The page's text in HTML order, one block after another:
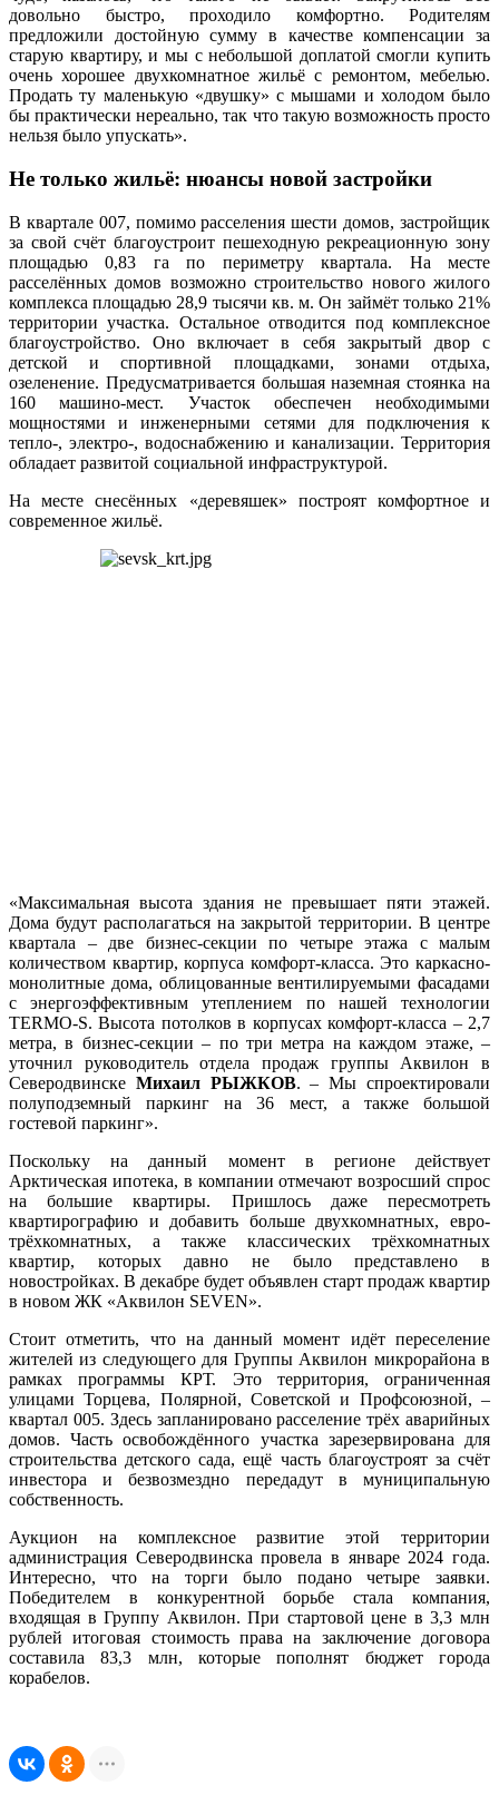
довольно быстро, проходило комфортно. Родителям
предложили достойную сумму в качестве компенсации за
старую квартиру, и мы с небольшой доплатой смогли купить
очень хорошее двухкомнатное жильё с ремонтом, мебелью.
Продать ту маленькую «двушку» с мышами и холодом было
бы практически нереально, так что такую возможность просто
нельзя было упускать».
Не только жильё: нюансы новой застройки
В квартале 007, помимо расселения шести домов, застройщик
за свой счёт благоустроит пешеходную рекреационную зону
площадью 0,83 га по периметру квартала. На месте
расселённых домов возможно строительство нового жилого
комплекса площадью 28,9 тысячи кв. м. Он займёт только 21%
территории участка. Остальное отводится под комплексное
благоустройство. Оно включает в себя закрытый двор с
детской и спортивной площадками, зонами отдыха,
озеленение. Предусматривается большая наземная стоянка на
160 машино-мест. Участок обеспечен необходимыми
мощностями и инженерными сетями для подключения к
тепло-, электро-, водоснабжению и канализации. Территория
обладает развитой социальной инфраструктурой.
На месте снесённых «деревяшек» построят комфортное и
современное жильё.
«Максимальная высота здания не превышает пяти этажей.
Дома будут располагаться на закрытой территории. В центре
квартала – две бизнес-секции по четыре этажа с малым
количеством квартир, корпуса комфорт-класса. Это каркасно-
монолитные дома, облицованные вентилируемыми фасадами
с энергоэффективным утеплением по нашей технологии
TERMO-S. Высота потолков в корпусах комфорт-класса – 2,7
метра, в бизнес-секции – по три метра на каждом этаже, –
уточнил руководитель отдела продаж группы Аквилон в
Северодвинске Михаил РЫЖКОВ. – Мы спроектировали
полуподземный паркинг на 36 мест, а также большой
гостевой паркинг».
Поскольку на данный момент в регионе действует
Арктическая ипотека, в компании отмечают возросший спрос
на большие квартиры. Пришлось даже пересмотреть
квартирографию и добавить больше двухкомнатных, евро-
трёхкомнатных, а также классических трёхкомнатных
квартир, которых давно не было представлено в
новостройках. В декабре будет объявлен старт продаж квартир
в новом ЖК «Аквилон SEVEN».
Стоит отметить, что на данный момент идёт переселение
жителей из следующего для Группы Аквилон микрорайона в
рамках программы КРТ. Это территория, ограниченная
улицами Торцева, Полярной, Советской и Профсоюзной, –
квартал 005. Здесь запланировано расселение трёх аварийных
домов. Часть освобождённого участка зарезервирована для
строительства детского сада, ещё часть благоустроят за счёт
инвестора и безвозмездно передадут в муниципальную
собственность.
Аукцион на комплексное развитие этой территории
администрация Северодвинска провела в январе 2024 года.
Интересно, что на торги было подано четыре заявки.
Победителем в конкурентной борьбе стала компания,
входящая в Группу Аквилон. При стартовой цене в 3,3 млн
рублей итоговая стоимость права на заключение договора
составила 83,3 млн, которые пополнят бюджет города
корабелов.